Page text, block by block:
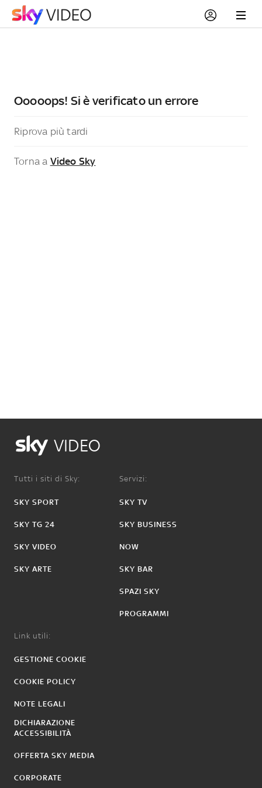
Ooooops! Si è verificato un errore
Riprova più tardi
Torna a Video Sky
VIDEO
Tutti i siti di Sky:
SKY SPORT
SKY TG 24
SKY VIDEO
SKY ARTE
Servizi:
SKY TV
SKY BUSINESS
NOW
SKY BAR
SPAZI SKY
PROGRAMMI
Link utili:
GESTIONE COOKIE
COOKIE POLICY
NOTE LEGALI
DICHIARAZIONE
ACCESSIBILITÀ
OFFERTA SKY MEDIA
CORPORATE